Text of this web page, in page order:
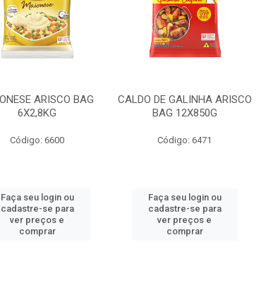
ARISCO BAG
6X2,8KG
Código: 6600
Faça seu login ou
cadastre-se para
ver preços e
comprar
CALDO DE GALINHA ARISCO
BAG 12X850G
Código: 6471
Faça seu login ou
cadastre-se para
ver preços e
comprar